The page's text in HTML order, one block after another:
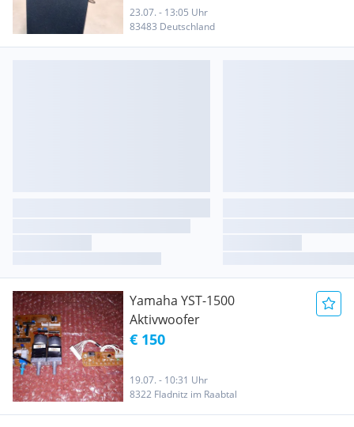
23.07. - 13:05 Uhr
83483 Deutschland
Yamaha YST-1500
Aktivwoofer
€ 150
19.07. - 10:31 Uhr
8322 Fladnitz im Raabtal